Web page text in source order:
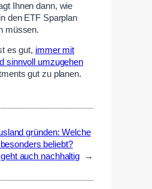
Ihnen dann, wie
den ETF Sparplan
müssen.
es gut, immer mit
sinnvoll umzugehen
gut zu planen.
gründen: Welche
beliebt?
auch nachhaltig
→